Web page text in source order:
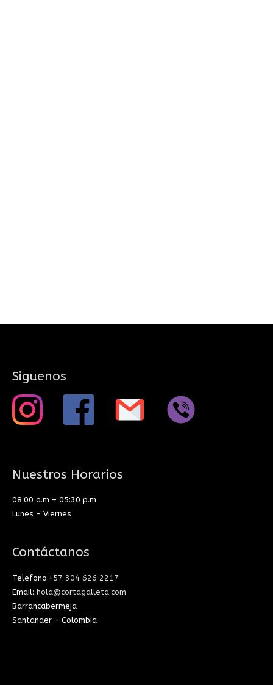
Siguenos
Nuestros Horarios
08:00 a.m – 05:30 p.m
Lunes – Viernes
Contáctanos
Telefono:+57 304 626 2217
Email: hola@cortagalleta.com
Barrancabermeja
Santander – Colombia